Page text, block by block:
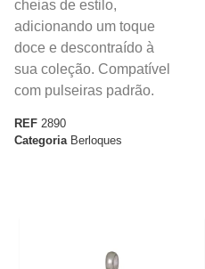
cheias de estilo,
adicionando um toque
doce e descontraído à
sua coleção. Compatível
com pulseiras padrão.
REF 2890
Categoria Berloques